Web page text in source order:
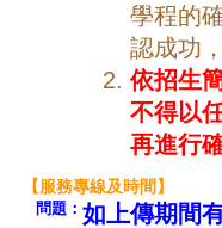
學程的
認成功
依招生
不得以
再進行
【服務專線及時間】
問題： 如上傳期間